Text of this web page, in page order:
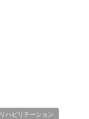
リハビリテーション